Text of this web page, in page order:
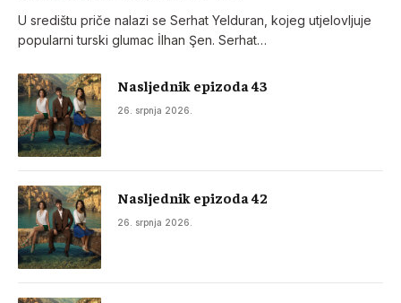
U središtu priče nalazi se Serhat Yelduran, kojeg utjelovljuje
popularni turski glumac İlhan Şen. Serhat…
Nasljednik epizoda 43
26. srpnja 2026.
Nasljednik epizoda 42
26. srpnja 2026.